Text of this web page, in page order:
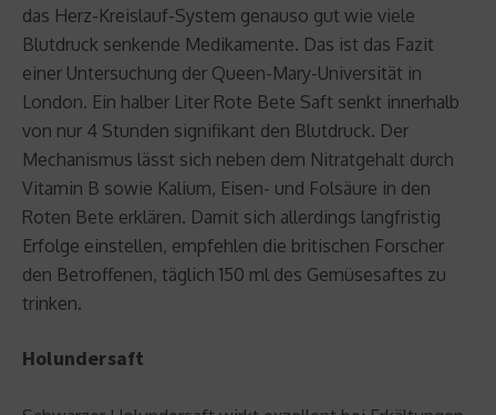
das Herz-Kreislauf-System genauso gut wie viele
Blutdruck senkende Medikamente. Das ist das Fazit
einer Untersuchung der Queen-Mary-Universität in
London. Ein halber Liter Rote Bete Saft senkt innerhalb
von nur 4 Stunden signifikant den Blutdruck. Der
Mechanismus lässt sich neben dem Nitratgehalt durch
Vitamin B sowie Kalium, Eisen- und Folsäure in den
Roten Bete erklären. Damit sich allerdings langfristig
Erfolge einstellen, empfehlen die britischen Forscher
den Betroffenen, täglich 150 ml des Gemüsesaftes zu
trinken.
Holundersaft